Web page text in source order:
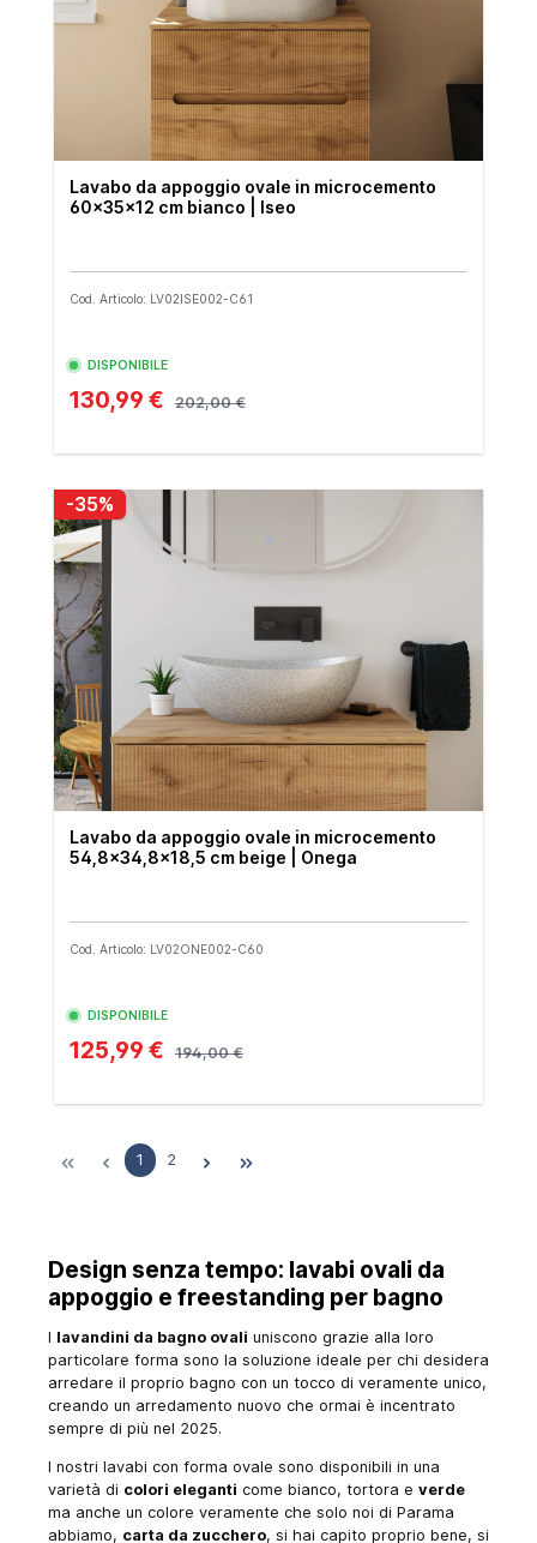
Lavabo da appoggio ovale in microcemento
60x35x12 cm bianco | Iseo
Cod. Articolo: LV02ISE002-C61
DISPONIBILE
130,99 € 202,00 €
-35%
Lavabo da appoggio ovale in microcemento
54,8x34,8x18,5 cm beige | Onega
Cod. Articolo: LV02ONE002-C60
DISPONIBILE
125,99 € 194,00 €
1 2
Design senza tempo: lavabi ovali da
appoggio e freestanding per bagno
I lavandini da bagno ovali uniscono grazie alla loro
particolare forma sono la soluzione ideale per chi desidera
arredare il proprio bagno con un tocco di veramente unico,
creando un arredamento nuovo che ormai è incentrato
sempre di più nel 2025.
I nostri lavabi con forma ovale sono disponibili in una
varietà di colori eleganti come bianco, tortora e verde
ma anche un colore veramente che solo noi di Parama
abbiamo, carta da zucchero, si hai capito proprio bene, si